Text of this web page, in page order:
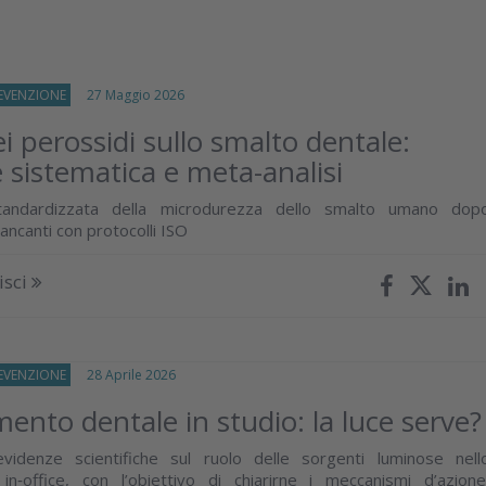
27 Maggio 2026
perossidi sullo smalto dentale:
sistematica e meta-analisi
della microdurezza dello smalto umano
con protocolli ISO
28 Aprile 2026
dentale in studio: la luce serve?
scientifiche sul ruolo delle sorgenti luminose
in‑office, con l’obiettivo di chiarirne i meccanismi